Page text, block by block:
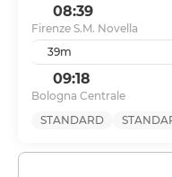
08:39
Firenze S.M. Novella
39m
09:18
Bologna Centrale
STANDARD